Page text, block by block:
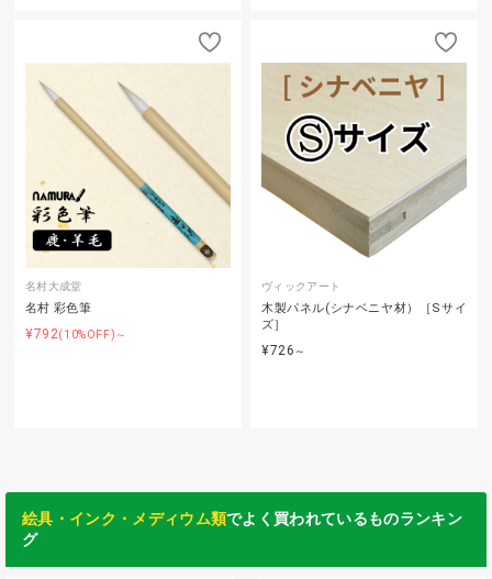
名村大成堂
名村 彩色筆
¥792(10%OFF)～
ヴィックアート
木製パネル(シナベニヤ材）［Sサイ
ズ］
¥726 ～
絵具・インク・メディウム類でよく買われているものランキン
グ